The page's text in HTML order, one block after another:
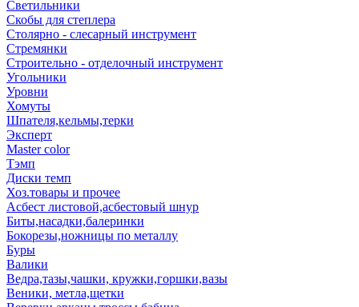
Светильники
Скобы для степлера
Столярно - слесарный инструмент
Стремянки
Строительно - отделочный инструмент
Угольники
Уровни
Хомуты
Шпателя,кельмы,терки
Эксперт
Master color
Тэмп
Диски темп
Хоз.товары и прочее
Асбест листовой,асбестовый шнур
Биты,насадки,балеринки
Бокорезы,ножницы по металлу
Буры
Валики
Ведра,тазы,чашки, кружки,горшки,вазы
Веники, метла,щетки